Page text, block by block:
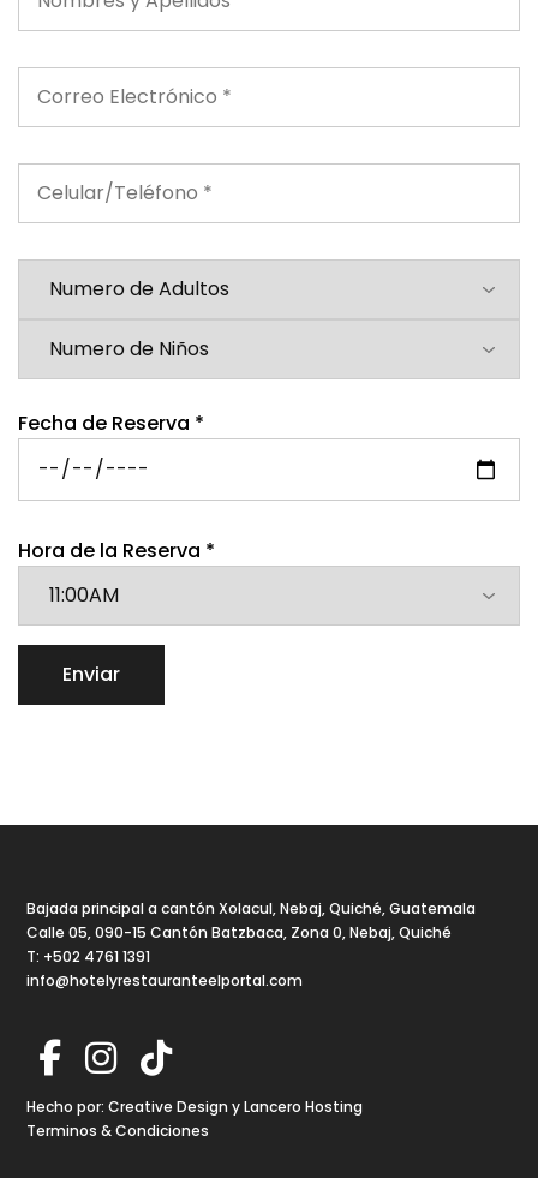
Fecha de Reserva *
Hora de la Reserva *
Bajada principal a cantón Xolacul, Nebaj, Quiché, Guatemala
Calle 05, 090-15 Cantón Batzbaca, Zona 0, Nebaj, Quiché
T: +502 4761 1391
info@hotelyrestauranteelportal.com
Hecho por:Creative Design yLancero Hosting
Terminos & Condiciones
Bienvenido a El Portal
Restaurante El Portal. Soy tu asistente y
estoy aquí para ayudarte. ¿Quieres
reservar una habitación en nuestro hotel,
una mesa en nuestro restaurante o un